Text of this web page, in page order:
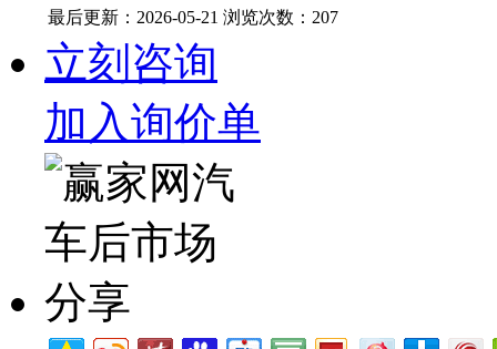
最后更新：2026-05-21 浏览次数： 207
立刻咨询
加入询价单